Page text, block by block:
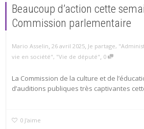
Beaucoup d’action cette
Commission parlementaire
Mario Asselin, 26 avril 2025, Je partage,
vie en société", "Vie de député", 0
La Commission de la culture et de
d’auditions publiques très captivantes
0 J'aime